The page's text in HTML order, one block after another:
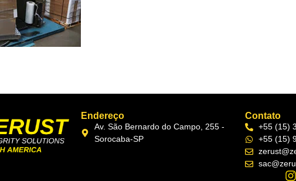
Endereço
Av. São Bernardo do Campo, 255 -
Sorocaba-SP
Contato
+55 (15)
+55 (15)